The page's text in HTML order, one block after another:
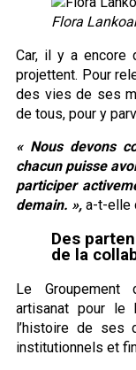
Flora
Car, il y a encore
projettent. Pour
des vies de ses
de tous, pour y
« Nous devons
chacun puisse
participer
demain. », a-t-elle
Des
de la
Le Groupement
artisanat pour le
l’histoire de ses
institutionnels et